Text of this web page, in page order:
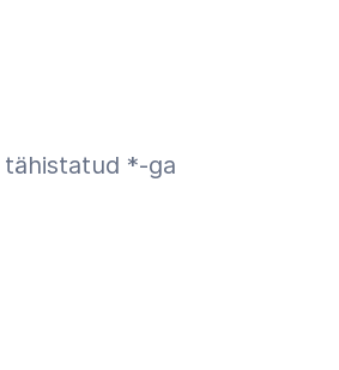
tähistatud *-ga